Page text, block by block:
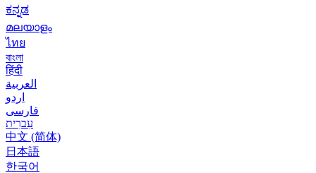
ಕನ್ನಡ
മലയാളം
ไทย
বাংলা
हिंदी
العربية
اردو
فارسی
עִברִית
中文 (简体)
日本語
한국어